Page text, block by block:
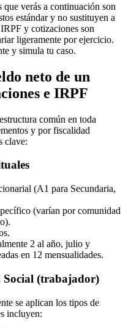
verás a continuación son
estándar y no sustituyen a
y cotizaciones son
ligeramente por ejercicio.
y simula tu caso.
neto de un
e IRPF
común en toda
y por fiscalidad
clave:
(A1 para Secundaria,
(varían por comunidad
2 al año, julio y
en 12 mensualidades.
Social (trabajador)
se aplican los tipos de
incluyen: